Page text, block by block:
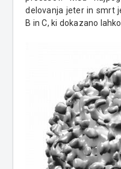
delovanja jeter in smrt
B in C, ki dokazano